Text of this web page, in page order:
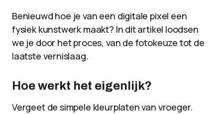
Benieuwd hoe je van een digitale pixel een
fysiek kunstwerk maakt? In dit artikel loodsen
we je door het proces, van de fotokeuze tot de
laatste vernislaag.
Hoe werkt het eigenlijk?
Vergeet de simpele kleurplaten van vroeger.